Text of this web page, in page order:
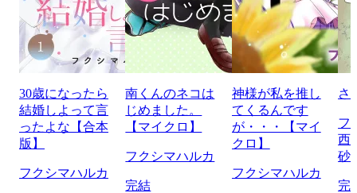
30歳になったら
結婚しよって言
ったよな【合本
版】
フクシマハルカ
南くんのネコは
じめました。
【マイクロ】
フクシマハルカ
完結
神様が私を推し
てくるんです
が・・・【マイ
クロ】
フクシマハルカ
さ
フ
西
砂
完